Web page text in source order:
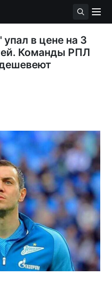
в цене на 3
Команды РПЛ